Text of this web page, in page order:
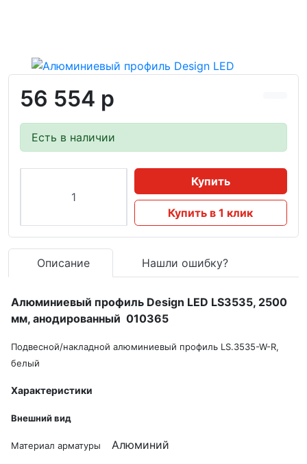
56 554 р
Есть в наличии
Купить
Купить в 1 клик
Описание Нашли ошибку?
Алюминиевый профиль Design LED LS3535, 2500
мм, анодированный 010365
Подвесной/накладной алюминиевый профиль LS.3535-W-R,
белый
Характеристики
Внешний вид
Материал арматуры Алюминий